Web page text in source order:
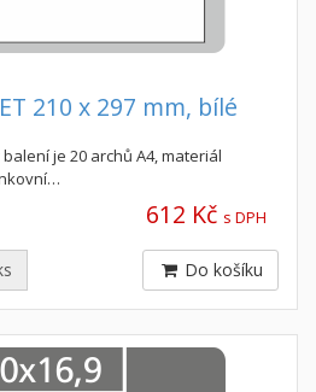
210 x 297 mm, bílé
je 20 archů A4, materiál
612 Kč s DPH
Do košíku